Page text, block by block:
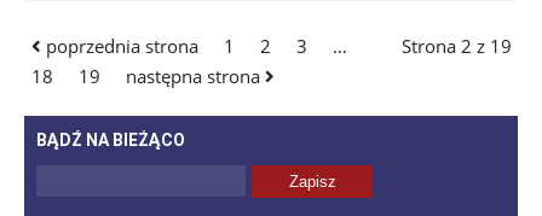
Strona 2 z 19
poprzednia strona 1 2 3
…
18
19 następna strona
BĄDŹ NA BIEŻĄCO